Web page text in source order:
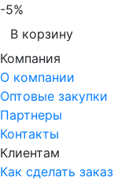
-5%
В корзину
Компания
О компании
Оптовые закупки
Партнеры
Контакты
Клиентам
Как сделать заказ